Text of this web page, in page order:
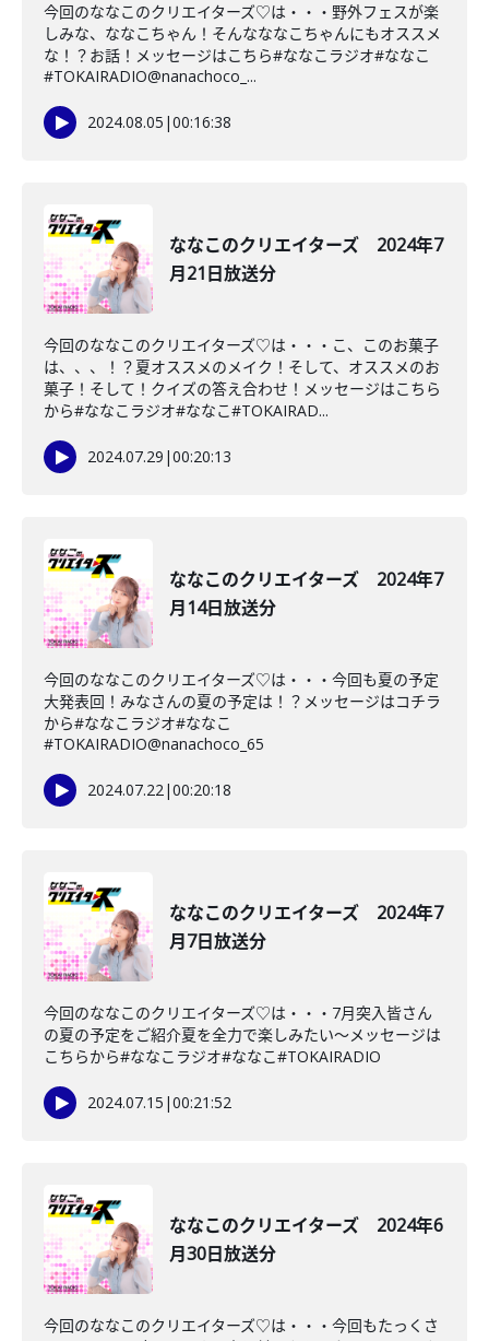
今回のななこのクリエイターズ♡は・・・野外フェスが楽
しみな、ななこちゃん！そんなななこちゃんにもオススメ
な！？お話！メッセージはこちら#ななこラジオ#ななこ
#TOKAIRADIO@nanachoco_...
2024.08.05 |00:16:38
ななこのクリエイターズ 2024年7
月21日放送分
今回のななこのクリエイターズ♡は・・・こ、このお菓子
は、、、！？夏オススメのメイク！そして、オススメのお
菓子！そして！クイズの答え合わせ！メッセージはこちら
から#ななこラジオ#ななこ#TOKAIRAD...
2024.07.29 |00:20:13
ななこのクリエイターズ 2024年7
月14日放送分
今回のななこのクリエイターズ♡は・・・今回も夏の予定
大発表回！みなさんの夏の予定は！？メッセージはコチラ
から#ななこラジオ#ななこ
#TOKAIRADIO@nanachoco_65
2024.07.22|00:20:18
ななこのクリエイターズ 2024年7
月7日放送分
今回のななこのクリエイターズ♡は・・・7月突入皆さん
の夏の予定をご紹介夏を全力で楽しみたい〜メッセージは
こちらから#ななこラジオ#ななこ#TOKAIRADIO
2024.07.15 |00:21:52
ななこのクリエイターズ 2024年6
月30日放送分
今回のななこのクリエイターズ♡は・・・今回もたっくさ